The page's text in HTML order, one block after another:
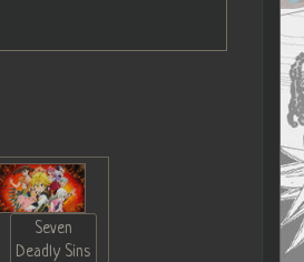
Seven
Deadly Sins